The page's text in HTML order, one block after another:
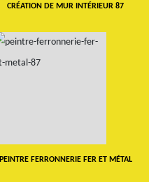
CRÉATION DE MUR INTÉRIEUR 87
PEINTRE FERRONNERIE FER ET MÉTAL